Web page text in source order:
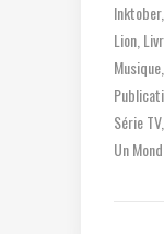
Inktober
Lion
Musique
Série TV
Un